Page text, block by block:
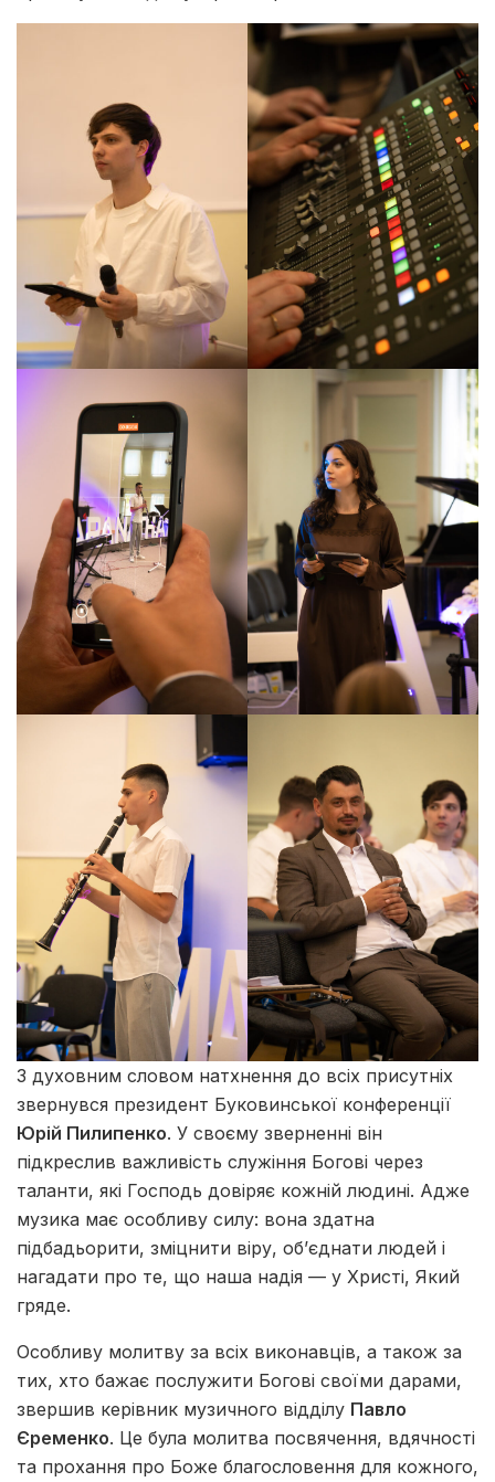
З духовним словом натхнення до всіх присутніх
звернувся президент Буковинської конференції
Юрій Пилипенко. У своєму зверненні він
підкреслив важливість служіння Богові через
таланти, які Господь довіряє кожній людині. Адже
музика має особливу силу: вона здатна
підбадьорити, зміцнити віру, об’єднати людей і
нагадати про те, що наша надія — у Христі, Який
гряде.
Особливу молитву за всіх виконавців, а також за
тих, хто бажає послужити Богові своїми дарами,
звершив керівник музичного відділу Павло
Єременко. Це була молитва посвячення, вдячності
та прохання про Боже благословення для кожного,